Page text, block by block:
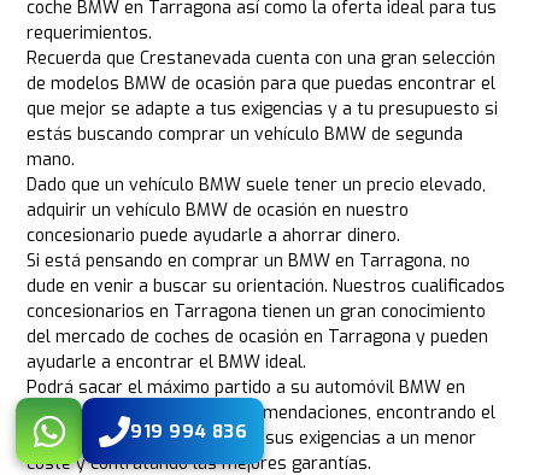
coche BMW en Tarragona así como la oferta ideal para tus
requerimientos.
Recuerda que Crestanevada cuenta con una gran selección
de modelos BMW de ocasión para que puedas encontrar el
que mejor se adapte a tus exigencias y a tu presupuesto si
estás buscando comprar un vehículo BMW de segunda
mano.
Dado que un vehículo BMW suele tener un precio elevado,
adquirir un vehículo BMW de ocasión en nuestro
concesionario puede ayudarle a ahorrar dinero.
Si está pensando en comprar un BMW en Tarragona, no
dude en venir a buscar su orientación. Nuestros cualificados
concesionarios en Tarragona tienen un gran conocimiento
del mercado de coches de ocasión en Tarragona y pueden
ayudarle a encontrar el BMW ideal.
Podrá sacar el máximo partido a su automóvil BMW en
Tarragona siguiendo sus recomendaciones, encontrando el
vehículo ideal que se ajuste a sus exigencias a un menor
coste y contratando las mejores garantías.
919 994 836